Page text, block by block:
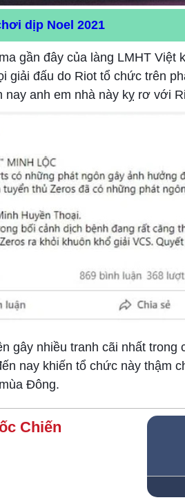
dịp Noel 2021
gần đây của làng LMHT Việt
giải đấu do Riot tổ chức trên
anh em nhà này kỵ rơ với
gây nhiều tranh cãi nhất trong
nay khiến tổ chức này thậm
Đông.
Chiến